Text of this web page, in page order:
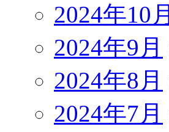
2024年10月
2024年9月
2024年8月
2024年7月